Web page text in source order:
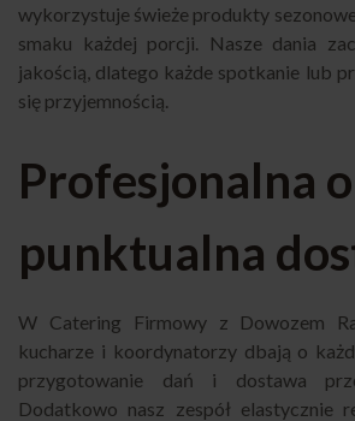
wykorzystuje świeże produkty
smaku każdej porcji. Nasze dania
jakością, dlatego każde spotkanie lub
się przyjemnością.
Profesjonalna
punktualna
W Catering Firmowy z Dowozem
kucharze i koordynatorzy dbają o
przygotowanie dań i dostawa
Dodatkowo nasz zespół elastycznie